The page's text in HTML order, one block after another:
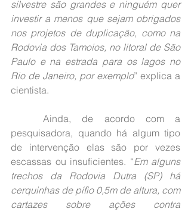
silvestre são grandes e ninguém quer
investir a menos que sejam obrigados
nos projetos de duplicação, como na
Rodovia dos Tamoios, no litoral de São
Paulo e na estrada para os lagos no
Rio de Janeiro, por exemplo” explica a
cientista.
	Ainda, de acordo com a
pesquisadora, quando há algum tipo
de intervenção elas são por vezes
escassas ou insuficientes. “Em alguns
trechos da Rodovia Dutra (SP) há
cerquinhas de pífio 0,5m de altura, com
cartazes sobre ações contra